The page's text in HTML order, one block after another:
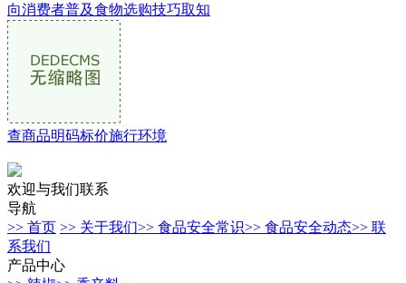
向消费者普及食物选购技巧取知
查商品明码标价施行环境
欢迎与我们联系
导航
>> 首页 >> 关于我们>> 食品安全常识>> 食品安全动态>> 联
系我们
产品中心